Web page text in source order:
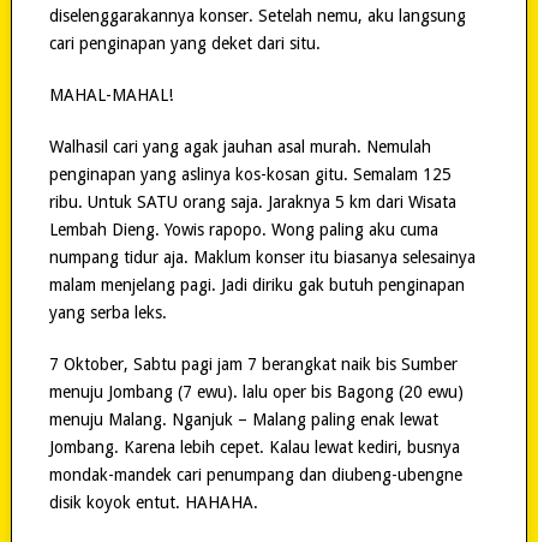
diselenggarakannya konser. Setelah nemu, aku langsung
cari penginapan yang deket dari situ.
MAHAL-MAHAL!
Walhasil cari yang agak jauhan asal murah. Nemulah
penginapan yang aslinya kos-kosan gitu. Semalam 125
ribu. Untuk SATU orang saja. Jaraknya 5 km dari Wisata
Lembah Dieng. Yowis rapopo. Wong paling aku cuma
numpang tidur aja. Maklum konser itu biasanya selesainya
malam menjelang pagi. Jadi diriku gak butuh penginapan
yang serba leks.
7 Oktober, Sabtu pagi jam 7 berangkat naik bis Sumber
menuju Jombang (7 ewu). lalu oper bis Bagong (20 ewu)
menuju Malang. Nganjuk – Malang paling enak lewat
Jombang. Karena lebih cepet. Kalau lewat kediri, busnya
mondak-mandek cari penumpang dan diubeng-ubengne
disik koyok entut. HAHAHA.